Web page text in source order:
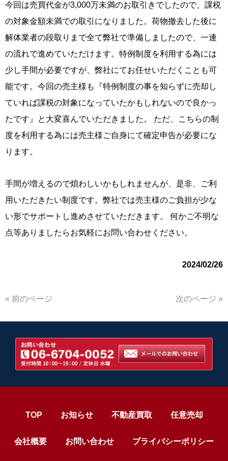
今回は売買代金が3,000万未満のお取引きでしたので、課税
の対象金額未満での取引になりました。荷物撤去した後に
解体業者の段取りまで全て弊社で準備しましたので、一連
の流れで進めていただけます。特例制度を利用する為には
少し手間が必要ですが、弊社にてお任せいただくことも可
能です。今回の売主様も『特例制度の事を知らずに売却し
ていれば課税の対象になっていたかもしれないので良かっ
たです』と大変喜んでいただきました。 ただ、こちらの制
度を利用する為には売主様ご自身にて確定申告が必要にな
ります。
手間が増えるので煩わしいかもしれませんが、是非、ご利
用いただきたい制度です。弊社では売主様のご負担が少な
い形でサポートし進めさせていただきます。 何かご不明な
点等ありましたらお気軽にお問い合わせください。
2024/02/26
« 前のページ 次のページ »
TOP お知らせ 不動産買取 任意売却
会社概要 お問い合わせ プライバシーポリシー